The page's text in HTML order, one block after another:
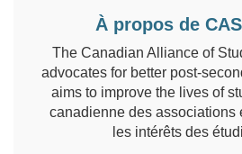
À propos de
The Canadian Alliance of
advocates for better post-
aims to improve the lives of
canadienne des associations
les intérêts des